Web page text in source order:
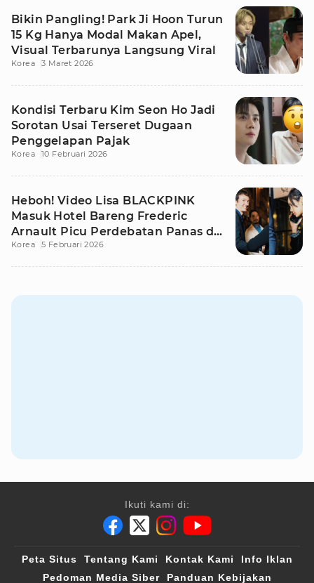
Bikin Pangling! Park Ji Hoon Turun
15 Kg Hanya Modal Makan Apel,
Visual Terbarunya Langsung Viral
Korea 3 Maret 2026
Kondisi Terbaru Kim Seon Ho Jadi
Sorotan Usai Terseret Dugaan
Penggelapan Pajak
Korea 10 Februari 2026
Heboh! Video Lisa BLACKPINK
Masuk Hotel Bareng Frederic
Arnault Picu Perdebatan Panas di
Medsos
Korea 5 Februari 2026
Ikuti kami di:
Peta Situs Tentang Kami Kontak Kami
Info Iklan
Pedoman Media Siber
Panduan Kebijakan